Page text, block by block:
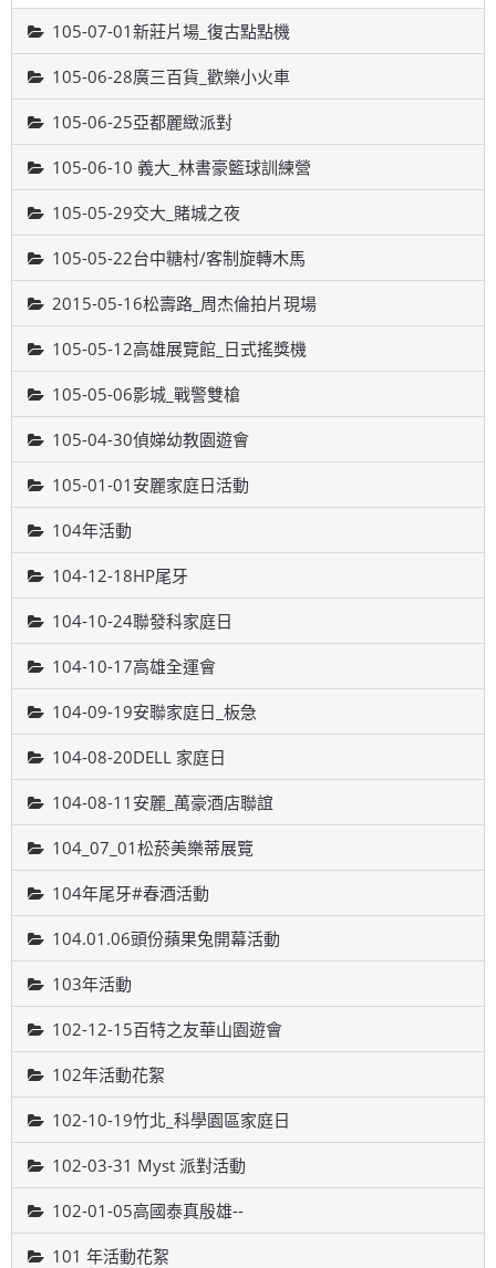
105-07-01新莊片場_復古點點機
105-06-28廣三百貨_歡樂小火車
105-06-25亞都麗緻派對
105-06-10 義大_林書豪籃球訓練營
105-05-29交大_賭城之夜
105-05-22台中糖村/客制旋轉木馬
2015-05-16松壽路_周杰倫拍片現場
105-05-12高雄展覽館_日式搖獎機
105-05-06影城_戰警雙槍
105-04-30偵娣幼教園遊會
105-01-01安麗家庭日活動
104年活動
104-12-18HP尾牙
104-10-24聯發科家庭日
104-10-17高雄全運會
104-09-19安聯家庭日_板急
104-08-20DELL 家庭日
104-08-11安麗_萬豪酒店聯誼
104_07_01松菸美樂蒂展覽
104年尾牙#春酒活動
104.01.06頭份蘋果兔開幕活動
103年活動
102-12-15百特之友華山園遊會
102年活動花絮
102-10-19竹北_科學園區家庭日
102-03-31 Myst 派對活動
102-01-05高國泰真殷雄--
101 年活動花絮